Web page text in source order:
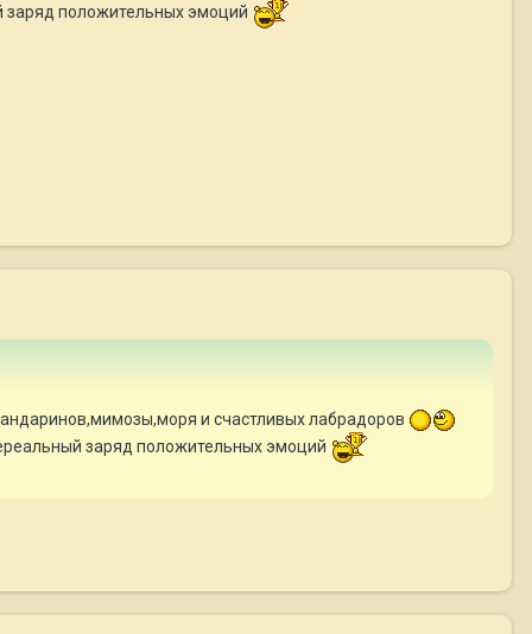
заряд положительных эмоций
и счастливых лабрадоров
заряд положительных эмоций